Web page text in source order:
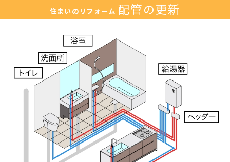
住まいのリフォーム 配管の更新